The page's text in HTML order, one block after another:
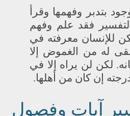
بتدبر وفهمها وقرأ
فقد علم وفهم
للإنسان معرفته في
له من الغموض إلا
لكن لن يراه إلا في
إن كان من أهلها.
آيات وفصول